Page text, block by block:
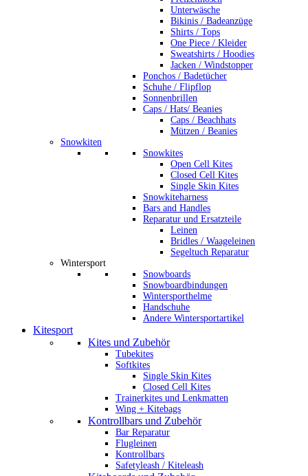
Unterwäsche
Bikinis / Badeanzüge
Shirts / Tops
One Piece / Kleider
Sweatshirts / Hoodies
Jacken / Windstopper
Ponchos / Badetücher
Schuhe / Flipflop
Sonnenbrillen
Caps / Hats/ Beanies
Caps / Beachhats
Mützen / Beanies
Snowkiten
Snowkites
Open Cell Kites
Closed Cell Kites
Single Skin Kites
Snowkiteharness
Bars and Handles
Reparatur und Ersatzteile
Leinen
Bridles / Waageleinen
Segeltuch Reparatur
Wintersport
Snowboards
Snowboardbindungen
Wintersporthelme
Handschuhe
Andere Wintersportartikel
Kitesport
Kites und Zubehör
Tubekites
Softkites
Single Skin Kites
Closed Cell Kites
Trainerkites und Lenkmatten
Wing + Kitebags
Kontrollbars und Zubehör
Bar Reparatur
Flugleinen
Kontrollbars
Safetyleash / Kiteleash